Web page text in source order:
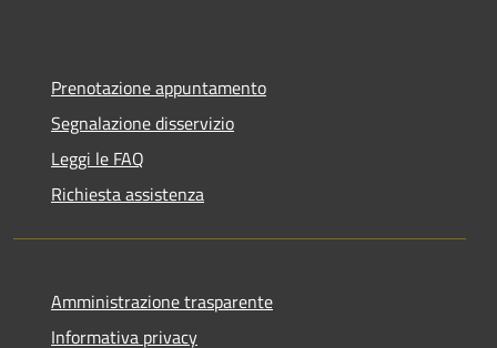
Prenotazione appuntamento
Segnalazione disservizio
Leggi le FAQ
Richiesta assistenza
Amministrazione trasparente
Informativa privacy